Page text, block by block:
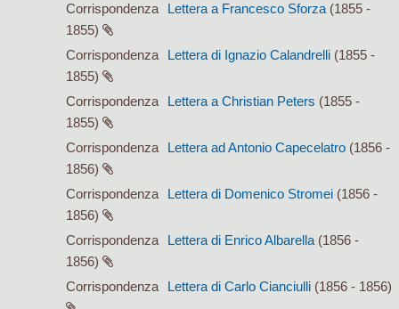
Corrispondenza Lettera a Francesco Sforza (1855 -
1855)
Corrispondenza
Lettera di Ignazio Calandrelli (1855 -
1855)
Corrispondenza
Lettera a Christian Peters (1855 -
1855)
Corrispondenza
Lettera ad Antonio Capecelatro (1856 -
1856)
Corrispondenza
Lettera di Domenico Stromei (1856 -
1856)
Corrispondenza
Lettera di Enrico Albarella (1856 -
1856)
Corrispondenza
Lettera di Carlo Cianciulli (1856 - 1856)